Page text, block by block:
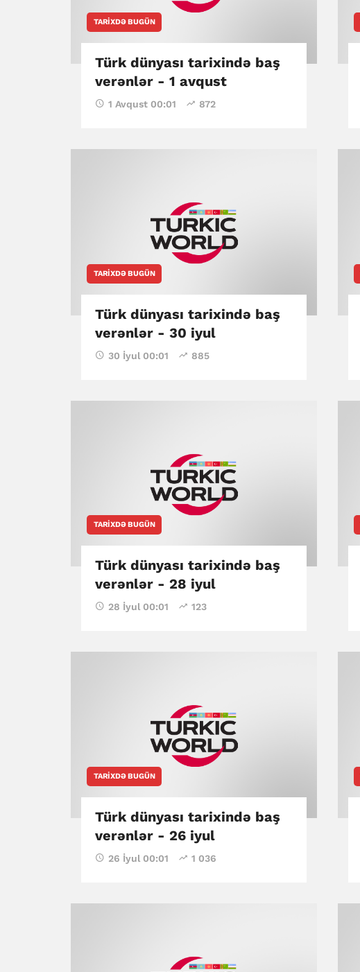
TARIXDƏ BUGÜN
Türk dünyası tarixində baş
verənlər - 1 avqust
1 Avqust 00:01 872
TARIXDƏ BUGÜN
Türk dünyası tarixində baş
verənlər - 30 iyul
30 İyul 00:01 885
TARIXDƏ BUGÜN
Türk dünyası tarixində baş
verənlər - 28 iyul
28 İyul 00:01 123
TARIXDƏ BUGÜN
Türk dünyası tarixində baş
verənlər - 26 iyul
26 İyul 00:01 1 036